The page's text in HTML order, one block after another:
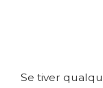
Se tiver